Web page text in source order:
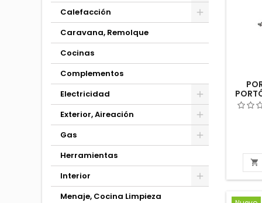
Calefacción
Caravana, Remolque
Cocinas
Complementos
Electricidad
Exterior, Aireación
Gas
Herramientas
Interior
Menaje, Cocina Limpieza
BIKE
